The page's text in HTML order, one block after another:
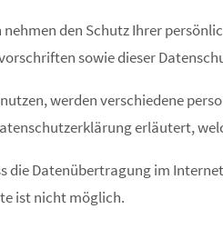
nehmen den Schutz Ihrer
sowie dieser
werden verschiedene
erläutert,
die Datenübertragung im
ist nicht möglich.